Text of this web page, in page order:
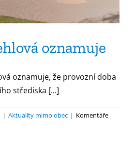
oznamuje
oznamuje, že provozní doba
střediska [...]
| Aktuality mimo obec | Komentáře